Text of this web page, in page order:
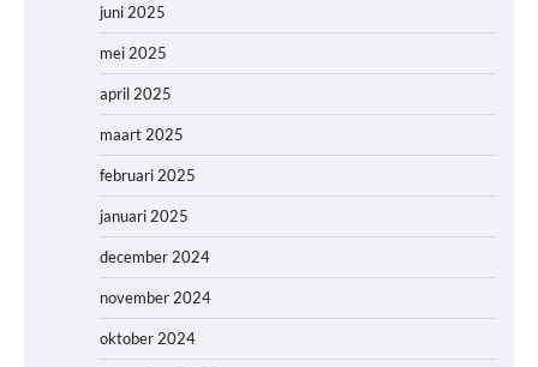
juni 2025
mei 2025
april 2025
maart 2025
februari 2025
januari 2025
december 2024
november 2024
oktober 2024